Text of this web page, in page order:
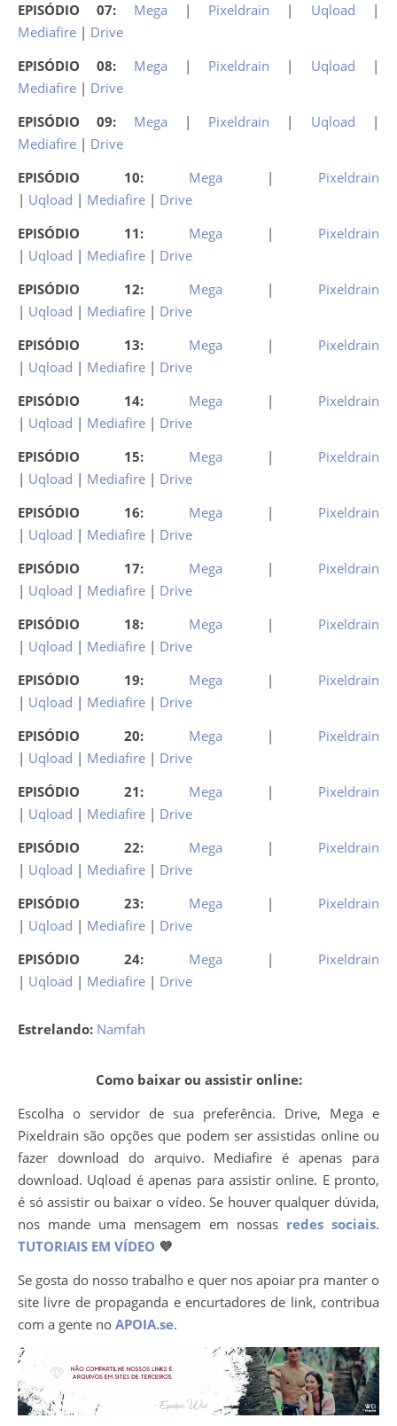
EPISÓDIO 07: Mega | Pixeldrain | Uqload |
Mediafire | Drive
EPISÓDIO 08: Mega | Pixeldrain | Uqload |
Mediafire | Drive
EPISÓDIO 09: Mega | Pixeldrain | Uqload |
Mediafire | Drive
EPISÓDIO 10: Mega | Pixeldrain
| Uqload | Mediafire | Drive
EPISÓDIO 11: Mega | Pixeldrain
| Uqload | Mediafire | Drive
EPISÓDIO 12: Mega | Pixeldrain
| Uqload | Mediafire | Drive
EPISÓDIO 13: Mega | Pixeldrain
| Uqload | Mediafire | Drive
EPISÓDIO 14: Mega | Pixeldrain
| Uqload | Mediafire | Drive
EPISÓDIO 15: Mega | Pixeldrain
| Uqload | Mediafire | Drive
EPISÓDIO 16: Mega | Pixeldrain
| Uqload | Mediafire | Drive
EPISÓDIO 17: Mega | Pixeldrain
| Uqload | Mediafire | Drive
EPISÓDIO 18: Mega | Pixeldrain
| Uqload | Mediafire | Drive
EPISÓDIO 19: Mega | Pixeldrain
| Uqload | Mediafire | Drive
EPISÓDIO 20: Mega | Pixeldrain
| Uqload | Mediafire | Drive
EPISÓDIO 21: Mega | Pixeldrain
| Uqload | Mediafire | Drive
EPISÓDIO 22: Mega | Pixeldrain
| Uqload | Mediafire | Drive
EPISÓDIO 23: Mega | Pixeldrain
| Uqload | Mediafire | Drive
EPISÓDIO 24: Mega | Pixeldrain
| Uqload | Mediafire | Drive
Estrelando: Namfah
Como baixar ou assistir online:
Escolha o servidor de sua preferência. Drive, Mega e
Pixeldrain são opções que podem ser assistidas online ou
fazer download do arquivo. Mediafire é apenas para
download. Uqload é apenas para assistir online. E pronto,
é só assistir ou baixar o vídeo. Se houver qualquer dúvida,
nos mande uma mensagem em nossas redes sociais.
TUTORIAIS EM VÍDEO 💜
Se gosta do nosso trabalho e quer nos apoiar pra manter o
site livre de propaganda e encurtadores de link, contribua
com a gente no APOIA.se.